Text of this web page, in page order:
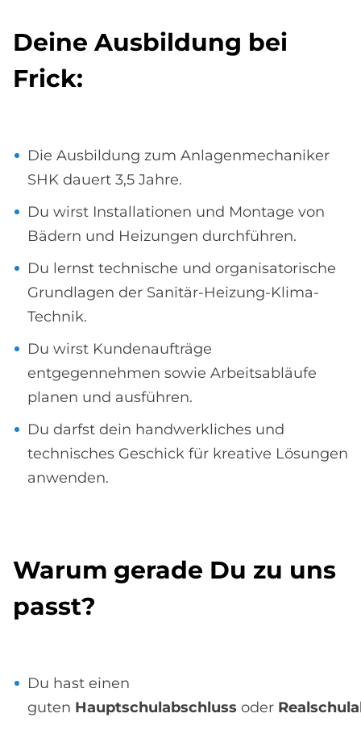
De­i­ne Aus­bil­dung bei
Frick:
Die Ausbildung zum Anlagenmechaniker
SHK dauert 3,5 Jahre.
Du wirst Installationen und Montage von
Bädern und Heizungen durchführen.
Du lernst technische und organisatorische
Grundlagen der Sanitär-Heizung-Klima-
Technik.
Du wirst Kundenaufträge
entgegennehmen sowie Arbeitsabläufe
planen und ausführen.
Du darfst dein handwerkliches und
technisches Geschick für kreative Lösungen
anwenden.
Wa­rum ge­ra­de Du zu uns
passt?
Du hast einen
guten Hauptschulabschluss oder